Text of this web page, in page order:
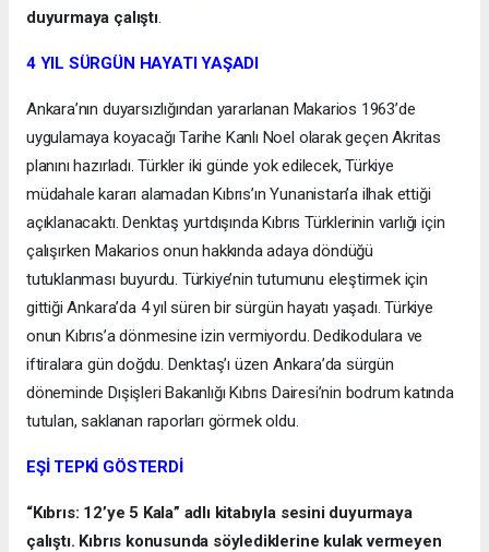
duyurmaya çalıştı.
4 YIL SÜRGÜN HAYATI YAŞADI
Ankara’nın duyarsızlığından yararlanan Makarios 1963’de
uygulamaya koyacağı Tarihe Kanlı Noel olarak geçen Akritas
planını hazırladı. Türkler iki günde yok edilecek, Türkiye
müdahale kararı alamadan Kıbrıs’ın Yunanistan’a ilhak ettiği
açıklanacaktı. Denktaş yurtdışında Kıbrıs Türklerinin varlığı için
çalışırken Makarios onun hakkında adaya döndüğü
tutuklanması buyurdu. Türkiye’nin tutumunu eleştirmek için
gittiği Ankara’da 4 yıl süren bir sürgün hayatı yaşadı. Türkiye
onun Kıbrıs’a dönmesine izin vermiyordu. Dedikodulara ve
iftiralara gün doğdu. Denktaş’ı üzen Ankara’da sürgün
döneminde Dışişleri Bakanlığı Kıbrıs Dairesi’nin bodrum katında
tutulan, saklanan raporları görmek oldu.
EŞİ TEPKİ GÖSTERDİ
“Kıbrıs: 12’ye 5 Kala” adlı kitabıyla sesini duyurmaya
çalıştı. Kıbrıs konusunda söylediklerine kulak vermeyen